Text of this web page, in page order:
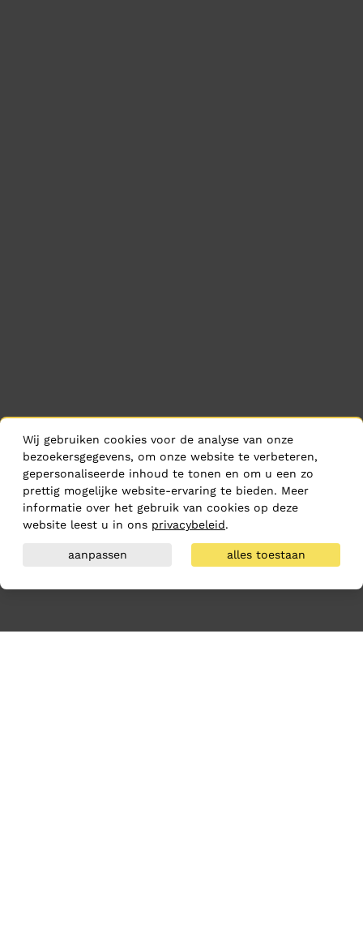
Wij gebruiken cookies voor de analyse van onze
bezoekersgegevens, om onze website te verbeteren,
gepersonaliseerde inhoud te tonen en om u een zo
prettig mogelijke website-ervaring te bieden. Meer
informatie over het gebruik van cookies op deze
website leest u in ons privacybeleid.
aanpassen alles toestaan